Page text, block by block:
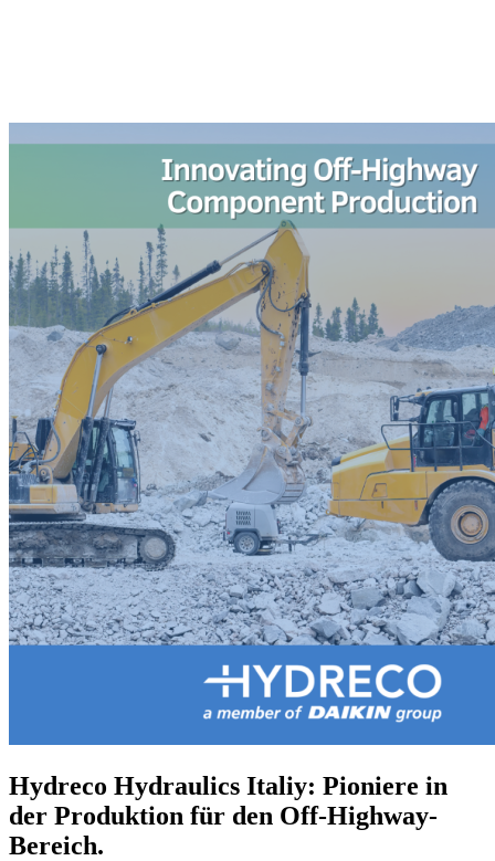
Hydreco Hydraulics Italiy: Pioniere in
der Produktion für den Off-Highway-
Bereich.